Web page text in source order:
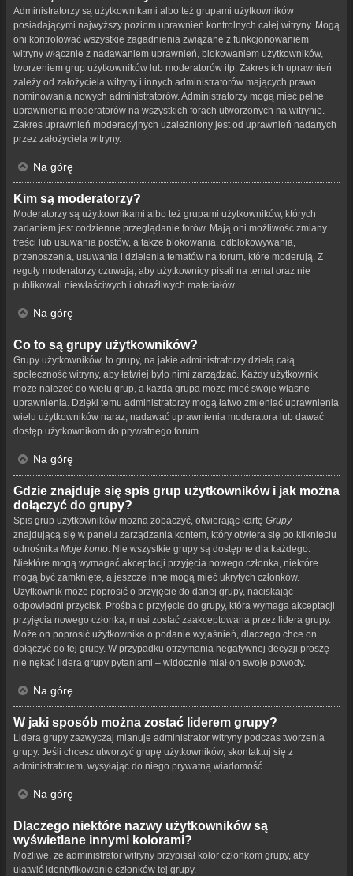
Administratorzy są użytkownikami albo też grupami użytkowników
posiadającymi najwyższy poziom uprawnień kontrolnych całej witryny. Mogą
oni kontrolować wszystkie zagadnienia związane z funkcjonowaniem
witryny włącznie z nadawaniem uprawnień, blokowaniem użytkowników,
tworzeniem grup użytkowników lub moderatorów itp. Zakres ich uprawnień
zależy od założyciela witryny i innych administratorów mających prawo
nominowania nowych administratorów. Administratorzy mogą mieć pełne
uprawnienia moderatorów na wszystkich forach utworzonych na witrynie.
Zakres uprawnień moderacyjnych uzależniony jest od uprawnień nadanych
przez założyciela witryny.
Na górę
Kim są moderatorzy?
Moderatorzy są użytkownikami albo też grupami użytkowników, których
zadaniem jest codzienne przeglądanie forów. Mają oni możliwość zmiany
treści lub usuwania postów, a także blokowania, odblokowywania,
przenoszenia, usuwania i dzielenia tematów na forum, które moderują. Z
reguły moderatorzy czuwają, aby użytkownicy pisali na temat oraz nie
publikowali niewłaściwych i obraźliwych materiałów.
Na górę
Co to są grupy użytkowników?
Grupy użytkowników, to grupy, na jakie administratorzy dzielą całą
społeczność witryny, aby łatwiej było nimi zarządzać. Każdy użytkownik
może należeć do wielu grup, a każda grupa może mieć swoje własne
uprawnienia. Dzięki temu administratorzy mogą łatwo zmieniać uprawnienia
wielu użytkowników naraz, nadawać uprawnienia moderatora lub dawać
dostęp użytkownikom do prywatnego forum.
Na górę
Gdzie znajduje się spis grup użytkowników i jak można
dołączyć do grupy?
Spis grup użytkowników można zobaczyć, otwierając kartę Grupy
znajdującą się w panelu zarządzania kontem, który otwiera się po kliknięciu
odnośnika Moje konto . Nie wszystkie grupy są dostępne dla każdego.
Niektóre mogą wymagać akceptacji przyjęcia nowego członka, niektóre
mogą być zamknięte, a jeszcze inne mogą mieć ukrytych członków.
Użytkownik może poprosić o przyjęcie do danej grupy, naciskając
odpowiedni przycisk. Prośba o przyjęcie do grupy, która wymaga akceptacji
przyjęcia nowego członka, musi zostać zaakceptowana przez lidera grupy.
Może on poprosić użytkownika o podanie wyjaśnień, dlaczego chce on
dołączyć do tej grupy. W przypadku otrzymania negatywnej decyzji proszę
nie nękać lidera grupy pytaniami – widocznie miał on swoje powody.
Na górę
W jaki sposób można zostać liderem grupy?
Lidera grupy zazwyczaj mianuje administrator witryny podczas tworzenia
grupy. Jeśli chcesz utworzyć grupę użytkowników, skontaktuj się z
administratorem, wysyłając do niego prywatną wiadomość.
Na górę
Dlaczego niektóre nazwy użytkowników są
wyświetlane innymi kolorami?
Możliwe, że administrator witryny przypisał kolor członkom grupy, aby
ułatwić identyfikowanie członków tej grupy.